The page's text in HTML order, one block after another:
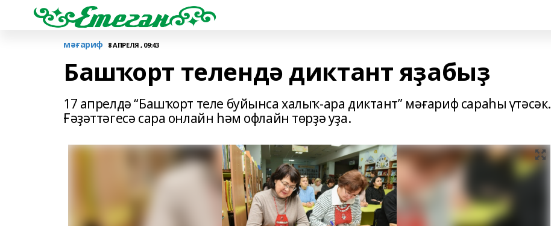
мәғариф 8 АПРЕЛЯ , 09:43
Башҡорт телендә диктант яҙабыҙ
17 апрелдә “Башҡорт теле буйынса халыҡ-ара диктант” мәғариф сараһы үтәсәк.
Ғәҙәттәгесә сара онлайн һәм офлайн төрҙә уҙа.